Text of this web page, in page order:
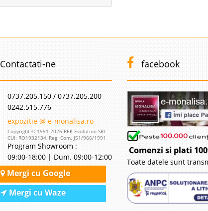
Contactati-ne
0737.205.150 / 0737.205.200
0242.515.776
expozitie @ e-monalisa.ro
Copyright © 1991-2026 REK Evolution SRL
CUI: RO1932134, Reg. Com. J51/966/1991
Program Showroom :
09:00-18:00 | Dum. 09:00-12:00
Mergi cu Google
Mergi cu Waze
facebook
Comenzi si plati
Toate datele sunt